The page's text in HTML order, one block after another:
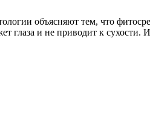
объясняют тем, что
глаза и не приводит к сухости.